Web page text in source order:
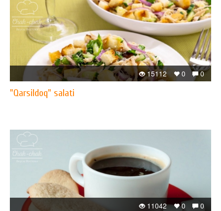
0
0
15112
"Qarsildoq" salati
0
0
11042